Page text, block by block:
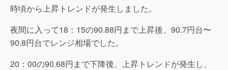
時頃から上昇トレンドが発生しました。
夜間に入って18：15の90.88円まで上昇後、90.7円台〜
90.8円台でレンジ相場でした。
20：00の90.68円まで下降後、上昇トレンドが発生し、